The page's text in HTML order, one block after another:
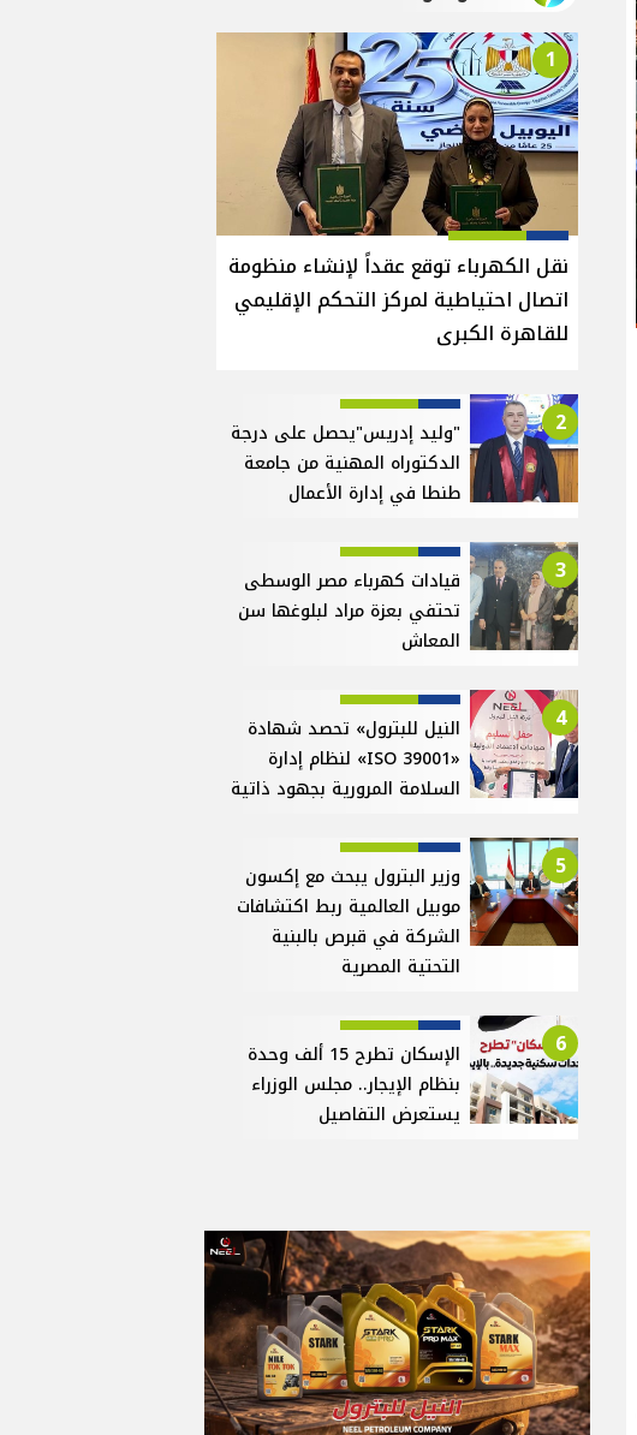
1
نقل الكهرباء توقع عقداً لإنشاء منظومة
اتصال احتياطية لمركز التحكم الإقليمي
للقاهرة الكبرى
2
"وليد إدريس"يحصل على درجة
الدكتوراه المهنية من جامعة
طنطا في إدارة الأعمال
3
قيادات كهرباء مصر الوسطى
تحتفي بعزة مراد لبلوغها سن
المعاش
4
النيل للبترول» تحصد شهادة
«ISO 39001» لنظام إدارة
السلامة المرورية بجهود ذاتية
5
وزير البترول يبحث مع إكسون
موبيل العالمية ربط اكتشافات
الشركة في قبرص بالبنية
التحتية المصرية
6
الإسكان تطرح 15 ألف وحدة
بنظام الإيجار.. مجلس الوزراء
يستعرض التفاصيل